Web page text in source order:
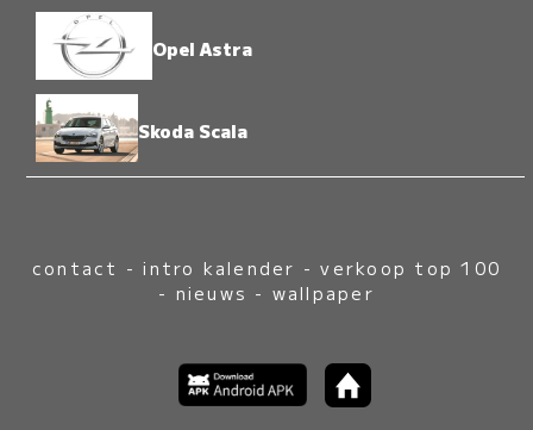
Opel Astra
Skoda Scala
contact -intro kalender -verkoop top 100
- nieuws - wallpaper